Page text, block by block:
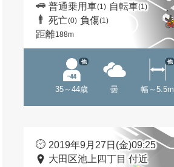
普通乗用車(1) 自転車(1)
死亡(0) 負傷(1)
距離188m
35～44歳
他
曇 幅～5.5m
他
2019年9月27日(金)09:25
大田区池上四丁目 付近